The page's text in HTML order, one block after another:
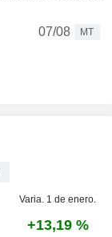
07/08
MT
Varia. 1 de enero.
+13,19 %